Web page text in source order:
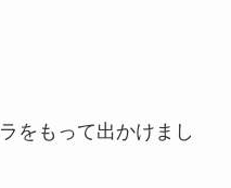
をもって出かけまし